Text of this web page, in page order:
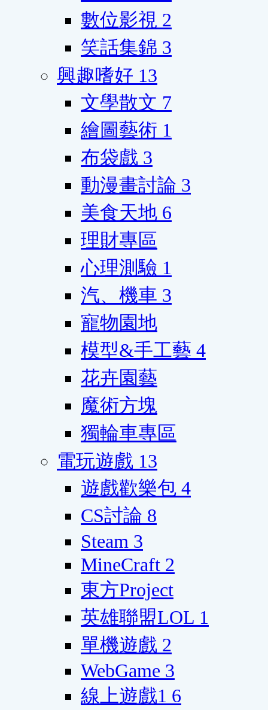
數位影視 2
笑話集錦 3
興趣嗜好 13
文學散文 7
繪圖藝術 1
布袋戲 3
動漫畫討論 3
美食天地 6
理財專區
心理測驗 1
汽、機車 3
寵物園地
模型&手工藝 4
花卉園藝
魔術方塊
獨輪車專區
電玩遊戲 13
遊戲歡樂包 4
CS討論 8
Steam 3
MineCraft 2
東方Project
英雄聯盟LOL 1
單機遊戲 2
WebGame 3
線上遊戲1 6